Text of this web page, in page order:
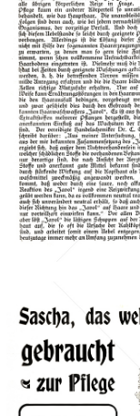
JAVOL Kosmetik